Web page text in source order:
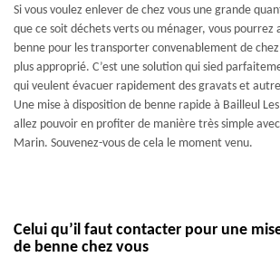
Si vous voulez enlever de chez vous une grande
que ce soit déchets verts ou ménager, vous pourrez
benne pour les transporter convenablement de
plus approprié. C’est une solution qui sied
qui veulent évacuer rapidement des gravats et
Une mise à disposition de benne rapide à Bailleul
allez pouvoir en profiter de manière très simple
Marin. Souvenez-vous de cela le moment venu.
Celui qu’il faut contacter pour une
de benne chez vous